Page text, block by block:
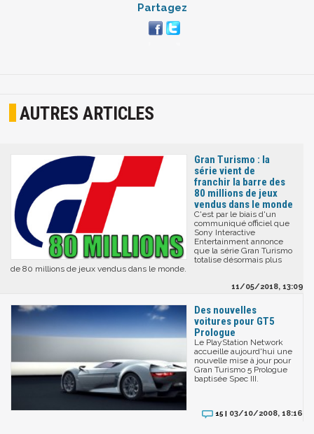
Partagez
AUTRES ARTICLES
Gran Turismo : la
série vient de
franchir la barre des
80 millions de jeux
vendus dans le monde
C'est par le biais d'un
communiqué officiel que
Sony Interactive
Entertainment annonce
que la série Gran Turismo
totalise désormais plus
de 80 millions de jeux vendus dans le monde.
11/05/2018, 13:09
Des nouvelles
voitures pour GT5
Prologue
Le PlayStation Network
accueille aujourd'hui une
nouvelle mise à jour pour
Gran Turismo 5 Prologue
baptisée Spec III.
15 | 03/10/2008, 18:16